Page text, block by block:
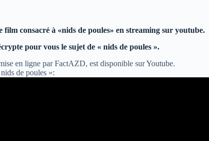
film consacré à «nids de poules» en streaming sur youtube.
pour vous le sujet de « nids de poules ».
en ligne par FactAZD, est disponible sur Youtube.
de poules »: